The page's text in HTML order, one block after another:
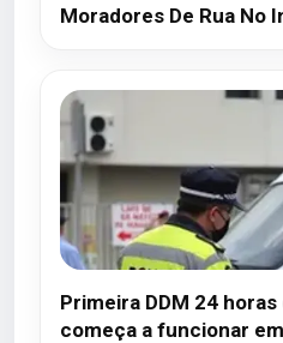
Moradores De Rua No
Primeira DDM 24
começa a funcionar